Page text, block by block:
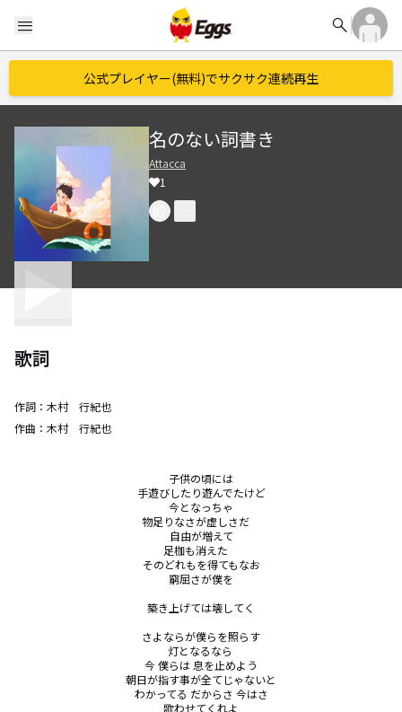
menu search
公式プレイヤー(無料)でサクサク連続再生
名のない詞書き
Attacca
1
歌詞
作詞： 木村 行紀也
作曲： 木村 行紀也
子供の頃には
手遊びしたり遊んでたけど
今となっちゃ
物足りなさが虚しさだ
自由が増えて
足枷も消えた
そのどれもを得てもなお
窮屈さが僕を
築き上げては壊してく
さよならが僕らを照らす
灯となるなら
今 僕らは 息を止めよう
朝日が指す事が全てじゃないと
わかってる だからさ 今はさ
歌わせてくれよ